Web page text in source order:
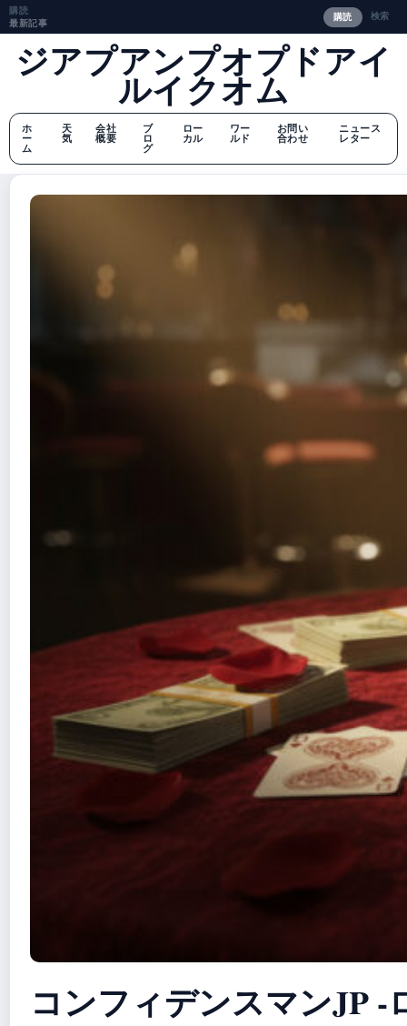
購読
最新記事
購読 検索
ジアプアンプオプドアイ
ルイクオム
ホ
ー
ム
天
気
会社
概要
ブ
ロ
グ
ロー
カル
ワー
ルド
お問い
合わせ
ニュース
レター
コンフィデンスマンJP -